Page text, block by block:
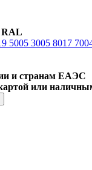
RAL
5005 3005 8017
и странам ЕАЭС
или